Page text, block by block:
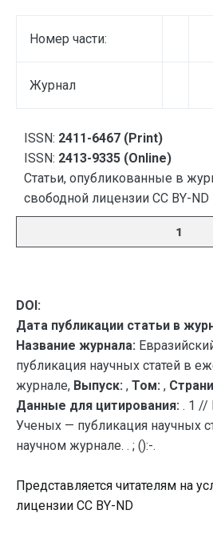
Номер части:
Журнал
ISSN: 2411-6467 (Print)
ISSN: 2413-9335 (Online)
Статьи, опубликованные в
свободной лицензии CC BY-ND
1
DOI:
Дата публикации статьи в
Название журнала:
публикация научных статей в
журнале, Выпуск: , Том: ,
Данные для цитирования: . 1 //
Ученых — публикация научных
научном журнале. . ; ():-.
Представляется читателям на
лицензии CC BY-ND